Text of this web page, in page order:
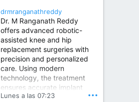
illnesses, nutrition guidance,
and preventive healthcare in
a child-friendly environment.
Children Hospital in Secunderabad | Best Pediatrician in Hyderabad | Neonatologist in Medchal
Our pediatrician and
Neonatologist team at...
www.srianaghaclinic.com
drmranganathreddy
Dr. M Ranganath Reddy
offers advanced robotic-
assisted knee and hip
replacement surgeries with
precision and personalized
care. Using modern
technology, the treatment
ensures accurate implant
placement, reduced pain,
Lunes a las 07:23 •••